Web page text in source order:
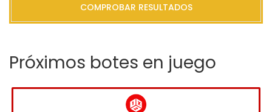
COMPROBAR RESULTADOS
Próximos botes en juego